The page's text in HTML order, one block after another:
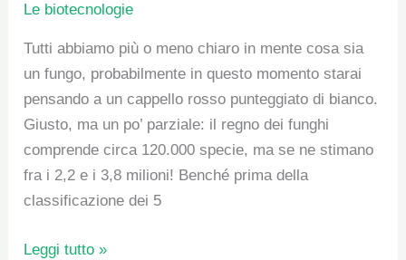
Le biotecnologie
Tutti abbiamo più o meno chiaro in mente cosa sia
un fungo, probabilmente in questo momento starai
pensando a un cappello rosso punteggiato di bianco.
Giusto, ma un po’ parziale: il regno dei funghi
comprende circa 120.000 specie, ma se ne stimano
fra i 2,2 e i 3,8 milioni! Benché prima della
classificazione dei 5
successo
Leggi tutto »